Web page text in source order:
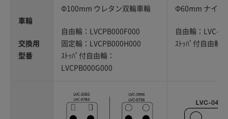
車輪
交換用
型番
Φ100mm ウレタン双輪車輪
自由輪：LVCPB000F000
固定輪：LVCPB000H000
ｽﾄｯﾊﾟ付自由輪：
LVCPB000G000
Φ60mm ナイロ
自由輪：LVC-
ｽﾄｯﾊﾟ付自由輪